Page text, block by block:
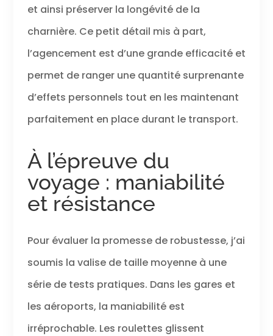
et ainsi préserver la longévité de la
charnière. Ce petit détail mis à part,
l’agencement est d’une grande efficacité et
permet de ranger une quantité surprenante
d’effets personnels tout en les maintenant
parfaitement en place durant le transport.
À l’épreuve du
voyage : maniabilité
et résistance
Pour évaluer la promesse de robustesse, j’ai
soumis la valise de taille moyenne à une
série de tests pratiques. Dans les gares et
les aéroports, la maniabilité est
irréprochable. Les roulettes glissent